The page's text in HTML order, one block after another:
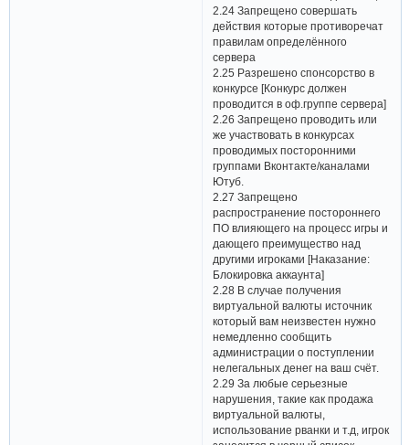
2.24 Запрещено совершать
действия которые противоречат
правилам определённого
сервера
2.25 Разрешено спонсорство в
конкурсе [Конкурс должен
проводится в оф.группе сервера]
2.26 Запрещено проводить или
же участвовать в конкурсах
проводимых посторонними
группами Вконтакте/каналами
Ютуб.
2.27 Запрещено
распространение постороннего
ПО влияющего на процесс игры и
дающего преимущество над
другими игроками [Наказание:
Блокировка аккаунта]
2.28 В случае получения
виртуальной валюты источник
который вам неизвестен нужно
немедленно сообщить
администрации о поступлении
нелегальных денег на ваш счёт.
2.29 За любые серьезные
нарушения, такие как продажа
виртуальной валюты,
использование рванки и т.д, игрок